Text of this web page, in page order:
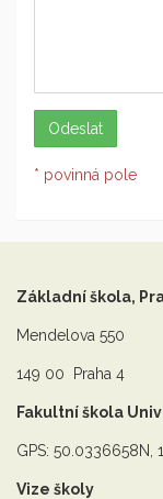
* povinná pole
Základní škola,
Mendelova 550
149 00 Praha 4
Fakultní škola
GPS: 50.0336658N,
Vize školy